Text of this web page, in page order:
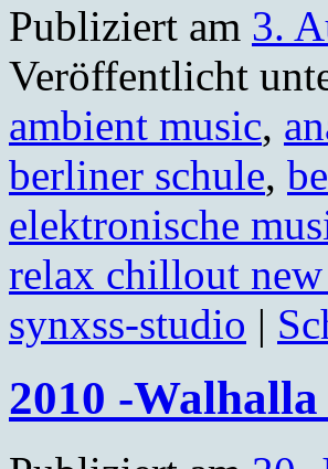
Publiziert am 3.
Veröffentlicht
ambient music,
berliner schule,
elektronische
relax chillout new
synxss-studio |
2010 -